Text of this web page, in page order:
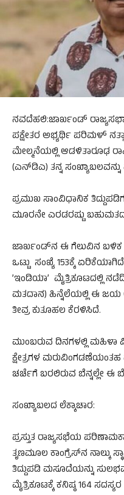
ನವದೆಹಲಿ:ಜಾರ್ಖಂಡ್
ಪಕ್ಷೇತರ ಅಭ್ಯರ್ಥಿ ಪರಿಮಳ್
ಮೇಲ್ಮನೆಯಲ್ಲಿ ಆಡಳಿತಾರೂಢ
(ಎನ್‌ಡಿಎ) ತನ್ನ ಸಂಖ್ಯಾಬಲವನ್ನು
ಪ್ರಮುಖ ಸಾಂವಿಧಾನಿಕ
ಮೂರನೇ ಎರಡರಷ್ಟು
ಜಾರ್ಖಂಡ್‌ನ ಈ ಗೆಲುವಿನ ಬಳಿಕ
ಒಟ್ಟು ಸಂಖ್ಯೆ 153ಕ್ಕೆ
’ಇಂಡಿಯಾ’ ಮೈತ್ರಿಕೂಟದಲ್ಲಿ
ಮತದಾನ) ಹಿನ್ನೆಲೆಯಲ್ಲಿ ಈ ಜಯ
ತೀವ್ರ ಕುತೂಹಲ ಕೆರಳಿಸಿದೆ.
ಮುಂಬರುವ ದಿನಗಳಲ್ಲಿ ಮಹಿಳಾ
ಕ್ಷೇತ್ರಗಳ
ಚರ್ಚೆಗೆ ಬರಲಿರುವ ಬೆನ್ನಲ್ಲೇ
ಸಂಖ್ಯಾಬಲದ ಲೆಕ್ಕಾಚಾರ:
ಪ್ರಸ್ತುತ ರಾಜ್ಯಸಭೆಯ
ತೃಣಮೂಲ ಕಾಂಗ್ರೆಸ್‌ನ ನಾಲ್ಕು
ತಿದ್ದುಪಡಿ ಮಸೂದೆಯನ್ನು
ಮೈತ್ರಿಕೂಟಕ್ಕೆ ಕನಿಷ್ಠ 164